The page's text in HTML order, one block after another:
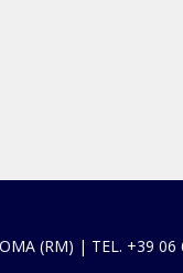
(RM) | TEL. +39 06